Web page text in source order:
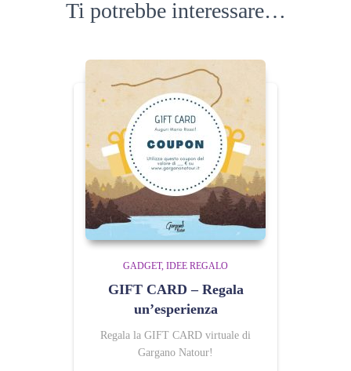
Ti potrebbe interessare…
GADGET IDEE REGALO
GIFT CARD – Regala
un’esperienza
Regala la GIFT CARD virtuale di
Gargano Natour!